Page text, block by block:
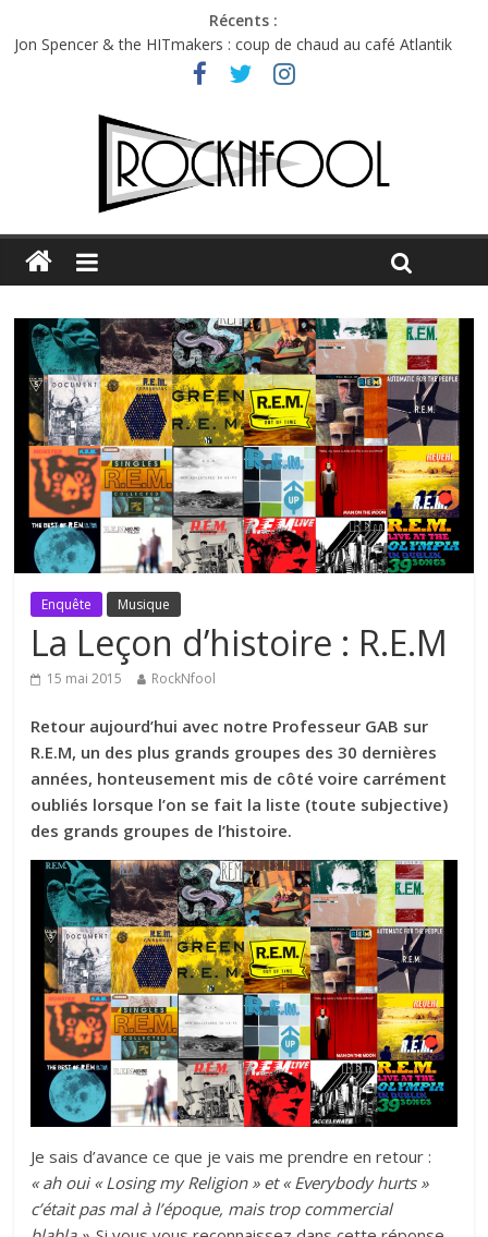
Récents :
Jon Spencer & the HITmakers : coup de chaud au café Atlantik
Hellfest 2026 vendredi : température et émotions en hausse
Hellfest 2026 jeudi : impossible de choisir entre chaleur et bonne
Première édition du Midgard Festival : entre bière, métal et
Charlie Puth à l’Olympia : la leçon de pop du Professeur Puth
Enquête Musique
La Leçon d’histoire : R.E.M
15 mai 2015 RockNfool
Retour aujourd’hui avec notre Professeur GAB sur
R.E.M, un des plus grands groupes des 30 dernières
années, honteusement mis de côté voire carrément
oubliés lorsque l’on se fait la liste (toute subjective)
des grands groupes de l’histoire.
Je sais d’avance ce que je vais me prendre en retour :
« ah oui « Losing my Religion » et « Everybody hurts »
c’était pas mal à l’époque, mais trop commercial